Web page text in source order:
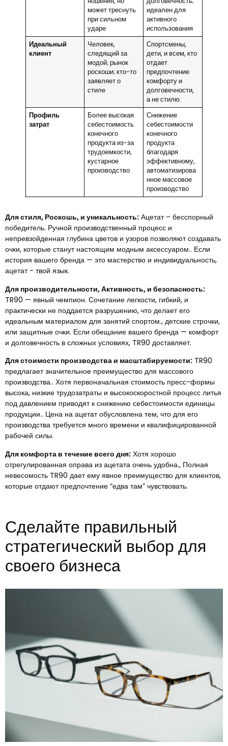
может треснуть
при сильном
ударе
идеален для
активного
использования
Идеальный
клиент
Человек,
следящий за
модой; рынок
роскоши; кто-то
заявляет о
стиле
Спортсмены,
дети, и всем, кто
отдает
предпочтение
комфорту и
долговечности,
а не стилю.
Профиль
затрат
Более высокая
себестоимость
конечного
продукта из-за
трудоемкости,
кустарное
производство
Снижение
себестоимости
конечного
продукта
благодаря
эффективному,
автоматизирова
нное массовое
производство
Для стиля, Роскошь, и уникальность: Ацетат – бесспорный
победитель. Ручной производственный процесс и
непревзойденная глубина цветов и узоров позволяют создавать
очки, которые станут настоящим модным аксессуаром.. Если
история вашего бренда — это мастерство и индивидуальность,
ацетат - твой язык.
Для производительности, Активность, и безопасность:
TR90 — явный чемпион. Сочетание легкости, гибкий, и
практически не поддается разрушению, что делает его
идеальным материалом для занятий спортом., детские строчки,
или защитные очки. Если обещание вашего бренда — комфорт
и долговечность в сложных условиях, TR90 доставляет.
Для стоимости производства и масштабируемости: TR90
предлагает значительное преимущество для массового
производства.. Хотя первоначальная стоимость пресс-формы
высока, низкие трудозатраты и высокоскоростной процесс литья
под давлением приводят к снижению себестоимости единицы
продукции.. Цена на ацетат обусловлена ​​тем, что для его
производства требуется много времени и квалифицированной
рабочей силы.
Для комфорта в течение всего дня: Хотя хорошо
отрегулированная оправа из ацетата очень удобна., Полная
невесомость TR90 дает ему явное преимущество для клиентов,
которые отдают предпочтение “едва там” чувствовать.
Сделайте правильный
стратегический выбор для
своего бизнеса